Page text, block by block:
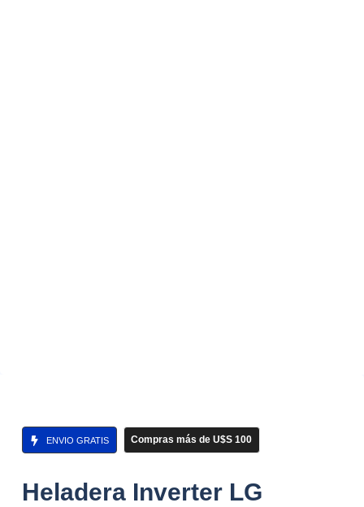
ENVIO GRATIS Compras más de U$S 100
Heladera Inverter LG